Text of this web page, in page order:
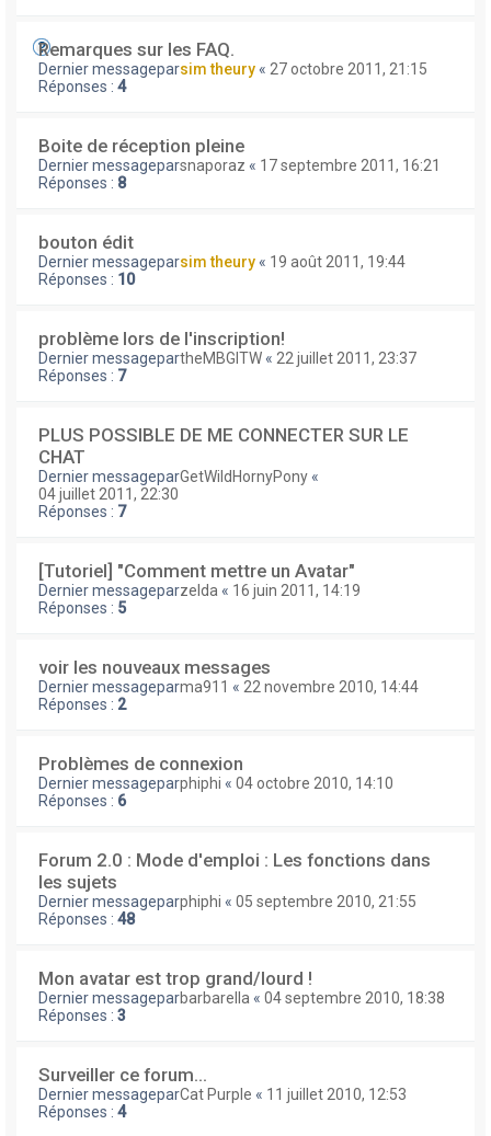
Remarques sur les FAQ.
Dernier messageparsim theury « 27 octobre 2011, 21:15
Réponses : 4
Boite de réception pleine
Dernier messageparsnaporaz « 17 septembre 2011, 16:21
Réponses : 8
bouton édit
Dernier messageparsim theury « 19 août 2011, 19:44
Réponses : 10
problème lors de l'inscription!
Dernier messagepartheMBGITW « 22 juillet 2011, 23:37
Réponses : 7
PLUS POSSIBLE DE ME CONNECTER SUR LE
CHAT
Dernier messageparGetWildHornyPony «
04 juillet 2011, 22:30
Réponses : 7
[Tutoriel] "Comment mettre un Avatar"
Dernier messageparzelda « 16 juin 2011, 14:19
Réponses : 5
voir les nouveaux messages
Dernier messageparma911 « 22 novembre 2010, 14:44
Réponses : 2
Problèmes de connexion
Dernier messageparphiphi « 04 octobre 2010, 14:10
Réponses : 6
Forum 2.0 : Mode d'emploi : Les fonctions dans
les sujets
Dernier messageparphiphi « 05 septembre 2010, 21:55
Réponses : 48
Mon avatar est trop grand/lourd !
Dernier messageparbarbarella « 04 septembre 2010, 18:38
Réponses : 3
Surveiller ce forum...
Dernier messageparCat Purple « 11 juillet 2010, 12:53
Réponses : 4